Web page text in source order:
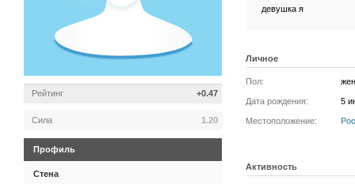
девушка я
Личное
Пол:
Дата рождения: 5
Местоположение:
Активность
Рейтинг +0.47
Сила 1.20
Профиль
Стена